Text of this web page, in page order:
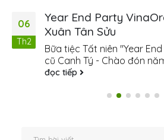
06
Th2
Year End Party
Xuân Tân Sửu
Bữa tiệc Tất niên "Year
cũ Canh Tý - Chào đón
đọc tiếp